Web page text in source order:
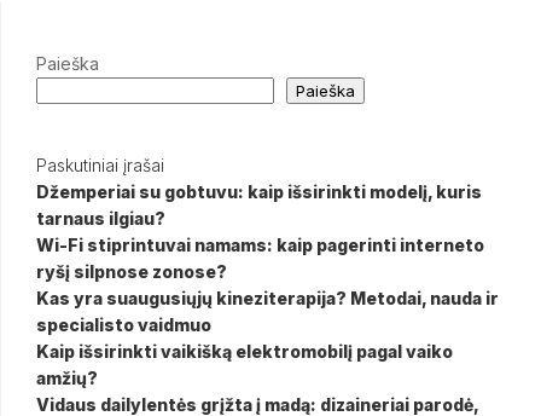
Paieška
Paieška
Paskutiniai įrašai
Džemperiai su gobtuvu: kaip išsirinkti modelį, kuris
tarnaus ilgiau?
Wi-Fi stiprintuvai namams: kaip pagerinti interneto
ryšį silpnose zonose?
Kas yra suaugusiųjų kineziterapija? Metodai, nauda ir
specialisto vaidmuo
Kaip išsirinkti vaikišką elektromobilį pagal vaiko
amžių?
Vidaus dailylentės grįžta į madą: dizaineriai parodė,